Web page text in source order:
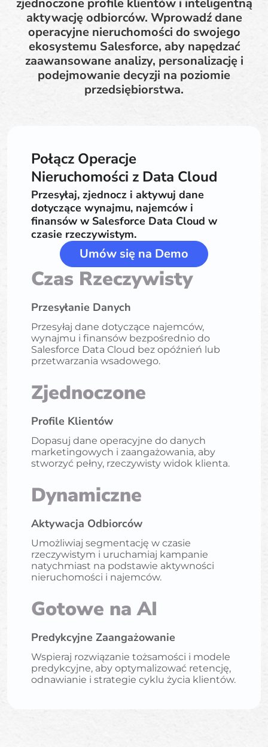
zjednoczone profile klientów i inteligentną
aktywację odbiorców. Wprowadź dane
operacyjne nieruchomości do swojego
ekosystemu Salesforce, aby napędzać
zaawansowane analizy, personalizację i
podejmowanie decyzji na poziomie
przedsiębiorstwa.
Połącz Operacje
Nieruchomości z Data Cloud
Przesyłaj, zjednocz i aktywuj dane
dotyczące wynajmu, najemców i
finansów w Salesforce Data Cloud w
czasie rzeczywistym.
Umów się na Demo
Czas Rzeczywisty
Przesyłanie Danych
Przesyłaj dane dotyczące najemców,
wynajmu i finansów bezpośrednio do
Salesforce Data Cloud bez opóźnień lub
przetwarzania wsadowego.
Zjednoczone
Profile Klientów
Dopasuj dane operacyjne do danych
marketingowych i zaangażowania, aby
stworzyć pełny, rzeczywisty widok klienta.
Dynamiczne
Aktywacja Odbiorców
Umożliwiaj segmentację w czasie
rzeczywistym i uruchamiaj kampanie
natychmiast na podstawie aktywności
nieruchomości i najemców.
Gotowe na AI
Predykcyjne Zaangażowanie
Wspieraj rozwiązanie tożsamości i modele
predykcyjne, aby optymalizować retencję,
odnawianie i strategie cyklu życia klientów.